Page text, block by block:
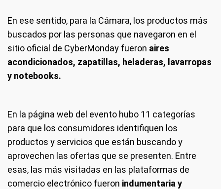
En ese sentido, para la Cámara, los productos más
buscados por las personas que navegaron en el
sitio oficial de CyberMonday fueron aires
acondicionados, zapatillas, heladeras, lavarropas
y notebooks.
En la página web del evento hubo 11 categorías
para que los consumidores identifiquen los
productos y servicios que están buscando y
aprovechen las ofertas que se presenten. Entre
esas, las más visitadas en las plataformas de
comercio electrónico fueron indumentaria y